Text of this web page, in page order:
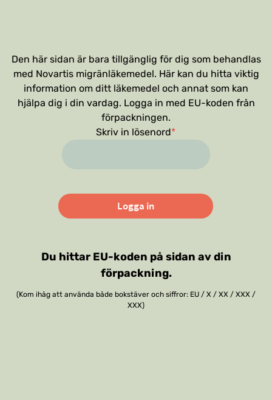
Den här sidan är bara tillgänglig för dig som behandlas
med Novartis migränläkemedel. Här kan du hitta viktig
information om ditt läkemedel och annat som kan
hjälpa dig i din vardag. Logga in med EU-koden från
förpackningen.
Skriv in lösenord
Du hittar EU-koden på sidan av din
förpackning.
(Kom ihåg att använda både bokstäver och siffror: EU / X / XX / XXX /
XXX)